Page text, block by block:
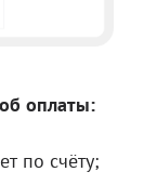
оплаты:
по счёту;